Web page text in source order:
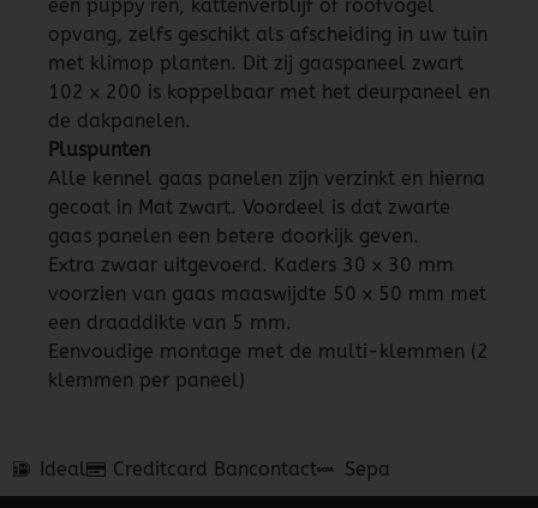
een puppy ren, kattenverblijf of roofvogel
opvang, zelfs geschikt als afscheiding in uw tuin
met klimop planten. Dit zij gaaspaneel zwart
102 x 200 is koppelbaar met het deurpaneel en
de dakpanelen.
Pluspunten
Alle kennel gaas panelen zijn verzinkt en hierna
gecoat in Mat zwart. Voordeel is dat zwarte
gaas panelen een betere doorkijk geven.
Extra zwaar uitgevoerd. Kaders 30 x 30 mm
voorzien van gaas maaswijdte 50 x 50 mm met
een draaddikte van 5 mm.
Eenvoudige montage met de multi-klemmen (2
klemmen per paneel)
Ideal Creditcard Bancontact Sepa